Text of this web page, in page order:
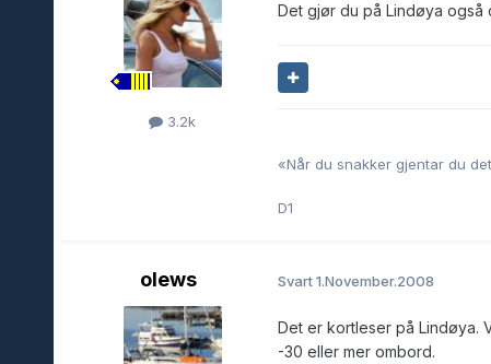
3.2k
Det gjør du på Lindøya
«Når du snakker gjentar du
D1
olews Svart1.November.2008
Det er kortleser på Lindøya.
-30 eller mer ombord.